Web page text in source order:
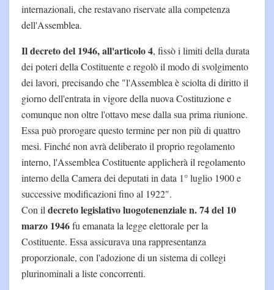
internazionali, che restavano riservate alla competenza
dell'Assemblea.
Il decreto del 1946, all'articolo 4, fissò i limiti della durata
dei poteri della Costituente e regolò il modo di svolgimento
dei lavori, precisando che "l'Assemblea è sciolta di diritto il
giorno dell'entrata in vigore della nuova Costituzione e
comunque non oltre l'ottavo mese dalla sua prima riunione.
Essa può prorogare questo termine per non più di quattro
mesi. Finché non avrà deliberato il proprio regolamento
interno, l'Assemblea Costituente applicherà il regolamento
interno della Camera dei deputati in data 1° luglio 1900 e
successive modificazioni fino al 1922".
Con il decreto legislativo luogotenenziale n. 74 del 10
marzo 1946fu emanata la legge elettorale per la
Costituente. Essa assicurava una rappresentanza
proporzionale, con l'adozione di un sistema di collegi
plurinominali a liste concorrenti.